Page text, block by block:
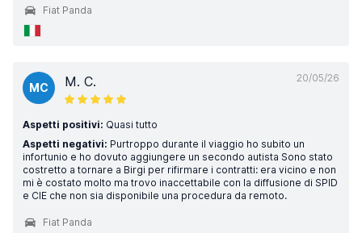
Fiat Panda
20/05/26
MC M. C.
Aspetti positivi: Quasi tutto
Aspetti negativi: Purtroppo durante il viaggio ho subito un
infortunio e ho dovuto aggiungere un secondo autista Sono stato
costretto a tornare a Birgi per rifirmare i contratti: era vicino e non
mi è costato molto ma trovo inaccettabile con la diffusione di SPID
e CIE che non sia disponibile una procedura da remoto.
Fiat Panda